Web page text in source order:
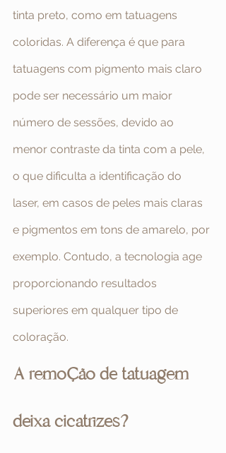
tinta preto, como em tatuagens
coloridas. A diferença é que para
tatuagens com pigmento mais claro
pode ser necessário um maior
número de sessões, devido ao
menor contraste da tinta com a pele,
o que dificulta a identificação do
laser, em casos de peles mais claras
e pigmentos em tons de amarelo, por
exemplo. Contudo, a tecnologia age
proporcionando resultados
superiores em qualquer tipo de
coloração.
A remoção de tatuagem
deixa cicatrizes?